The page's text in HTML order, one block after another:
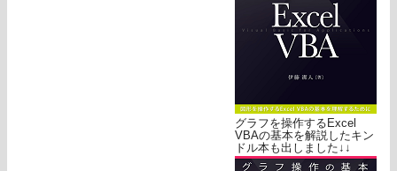
グラフを操作するExcel
VBAの基本を解説したキン
ドル本も出しました↓↓